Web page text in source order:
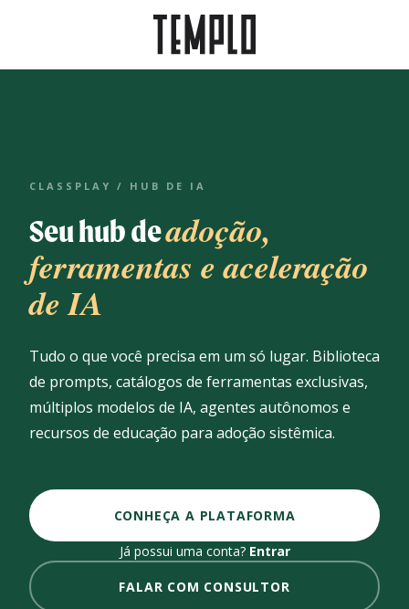
CLASSPLAY / HUB DE IA
Seu hub deadoção,
ferramentas e aceleração
de IA
Tudo o que você precisa em um só lugar. Biblioteca
de prompts, catálogos de ferramentas exclusivas,
múltiplos modelos de IA, agentes autônomos e
recursos de educação para adoção sistêmica.
CONHEÇA A PLATAFORMA
Já possui uma conta? Entrar
FALAR COM CONSULTOR